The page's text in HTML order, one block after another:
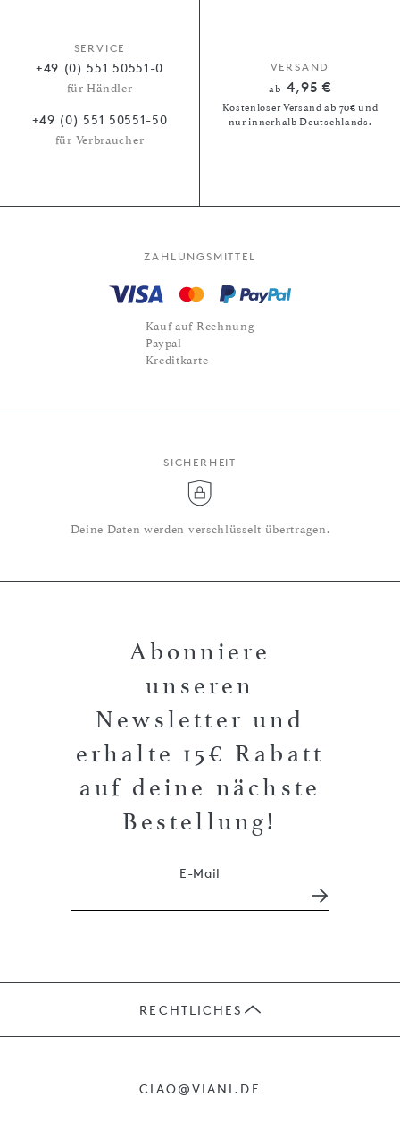
SERVICE
+49 (0) 551 50551-0
für Händler
+49 (0) 551 50551-50
für Verbraucher
VERSAND
ab 4,95 €
Kostenloser Versand ab 70€ und
nur innerhalb Deutschlands.
ZAHLUNGSMITTEL
Kauf auf Rechnung
Paypal
Kreditkarte
SICHERHEIT
Deine Daten werden verschlüsselt übertragen.
Abonniere
unseren
Newsletter und
erhalte 15€ Rabatt
auf deine nächste
Bestellung!
E-Mail
RECHTLICHES
CIAO@VIANI.DE